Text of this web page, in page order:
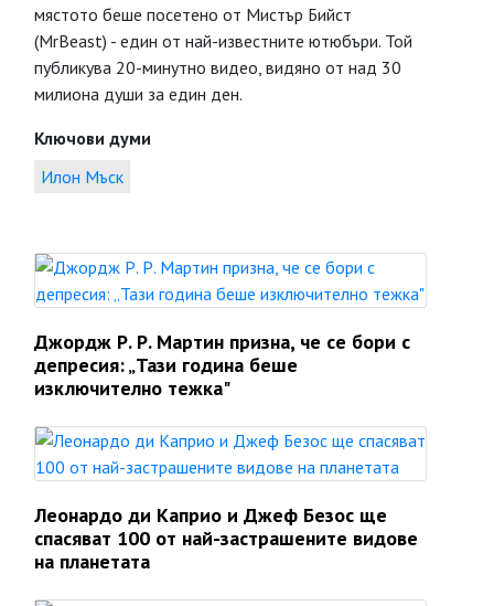
мястото беше посетено от Мистър Бийст
(MrBeast) - един от най-известните ютюбъри. Той
публикува 20-минутно видео, видяно от над 30
милиона души за един ден.
Ключови думи
Илон Мъск
Джордж Р. Р. Мартин призна, че се бори с
депресия: „Тази година беше
изключително тежка"
Леонардо ди Каприо и Джеф Безос ще
спасяват 100 от най-застрашените видове
на планетата